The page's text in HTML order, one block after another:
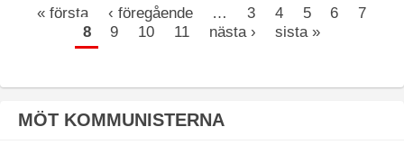
« första ‹ föregående … 3 4 5 6
7
8
9 10 11 nästa › sista »
MÖT KOMMUNISTERNA